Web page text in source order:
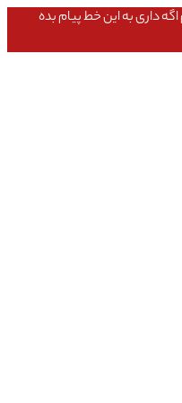
خریدت داشتی ۰۹۱۹۱۴۹۳۵۴۶ - پیگیری ارسال بستت ۰۹۹۲۴۰۰۹۵۲۵ - انتقاد یا پیشنهاد هم اگه داری به این خط پیام بده